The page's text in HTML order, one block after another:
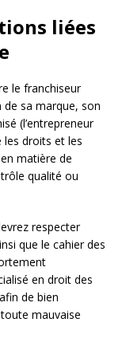
liées
le franchiseur
de sa marque, son
(l’entrepreneur
les droits et les
matière de
qualité ou
respecter
que le cahier des
en droit des
de bien
mauvaise